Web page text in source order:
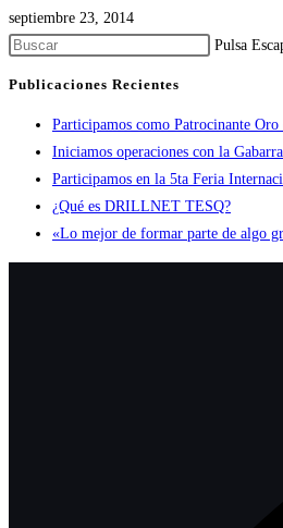
septiembre 23, 2014
Pulsa
Publicaciones Recientes
Participamos como Patrocinante
Iniciamos operaciones con la
Participamos en la 5ta Feria
¿Qué es DRILLNET TESQ?
«Lo mejor de formar parte de algo